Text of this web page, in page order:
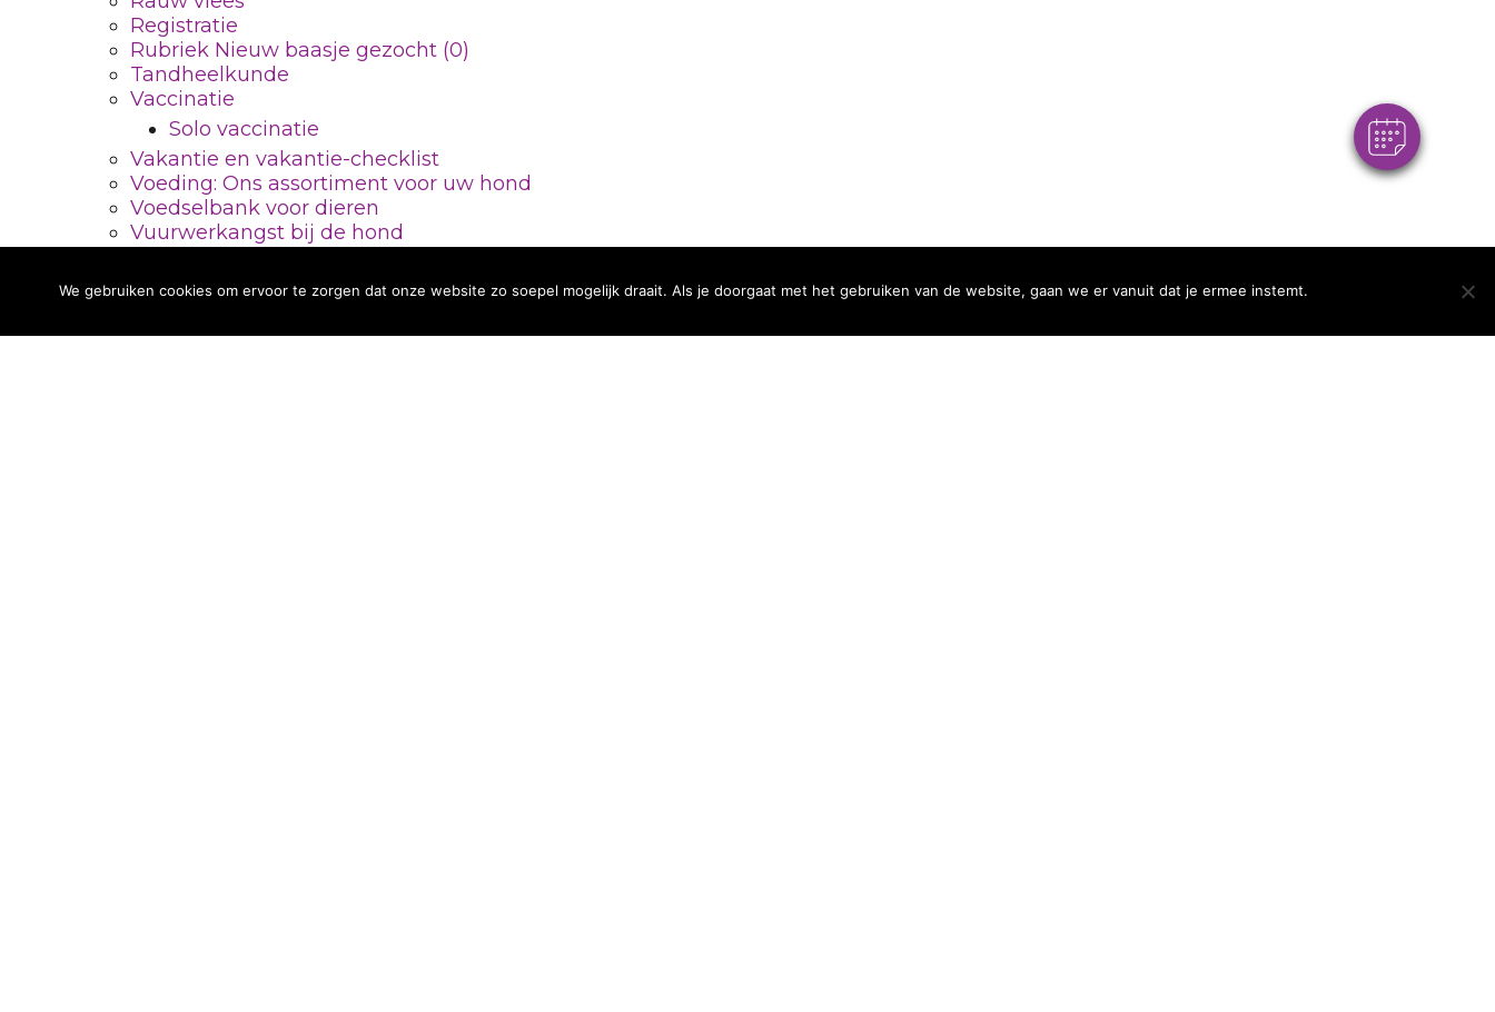
Registratie
Rubriek Nieuw baasje gezocht (0)
Tandheelkunde
Vaccinatie
Solo vaccinatie
Vakantie en vakantie-checklist
Voeding: Ons assortiment voor uw hond
Voedselbank voor dieren
Vuurwerkangst bij de hond
Copyright© Dierenkliniek De Berg |Algemene voorwaarden
KNMvD, versie 2026, gedeponeerd bij de Rechtbank Midden Nederland onder nummer 23/2026 van toepassing
We gebruiken cookies om ervoor te zorgen dat onze website zo soepel mogelijk draait. Als je doorgaat met het gebruiken van de website, gaan we er vanuit dat je ermee instemt.